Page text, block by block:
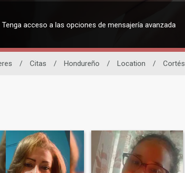
Tenga acceso a las opciones de mensajería avanzada
/ Citas / Hondureño / Location / Cortés